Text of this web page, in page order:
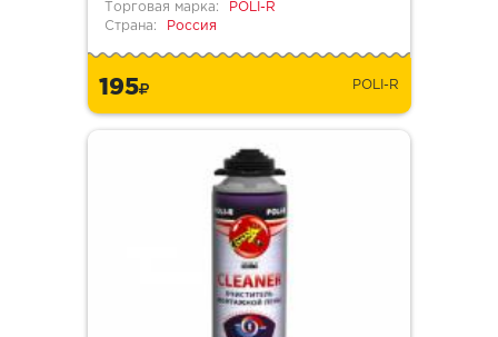
Торговая марка:
POLI-R
Страна:
Россия
195 POLI-R